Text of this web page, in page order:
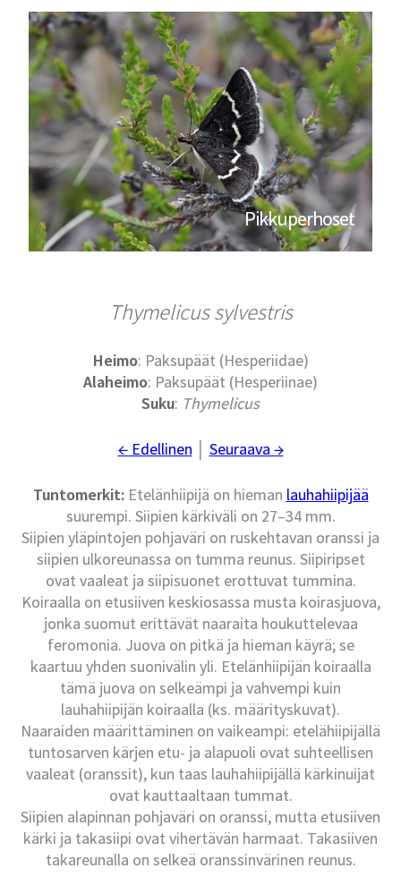
Pikkuperhoset
Thymelicus sylvestris
Heimo: Paksupäät (Hesperiidae)
Alaheimo: Paksupäät (Hesperiinae)
Suku: Thymelicus
← Edellinen Seuraava →
Tuntomerkit:Etelänhiipijä on hieman lauhahiipijää
suurempi. Siipien kärkiväli on 27–34 mm.
Siipien yläpintojen pohjaväri on ruskehtavan oranssi ja
siipien ulkoreunassa on tumma reunus. Siipiripset
ovat vaaleat ja siipisuonet erottuvat tummina.
Koiraalla on etusiiven keskiosassa musta koirasjuova,
jonka suomut erittävät naaraita houkuttelevaa
feromonia. Juova on pitkä ja hieman käyrä; se
kaartuu yhden suonivälin yli. Etelänhiipijän koiraalla
tämä juova on selkeämpi ja vahvempi kuin
lauhahiipijän koiraalla (ks. määrityskuvat).
Naaraiden määrittäminen on vaikeampi: etelähiipijällä
tuntosarven kärjen etu- ja alapuoli ovat suhteellisen
vaaleat (oranssit), kun taas lauhahiipijällä kärkinuijat
ovat kauttaaltaan tummat.
Siipien alapinnan pohjaväri on oranssi, mutta etusiiven
kärki ja takasiipi ovat vihertävän harmaat. Takasiiven
takareunalla on selkeä oranssinvärinen reunus.